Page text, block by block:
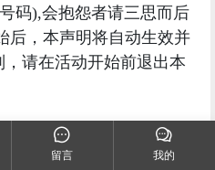
码),会抱怨者请三思而后
后，本声明将自动生效并
请在活动开始前退出本
晴天户外运动有限公司
留言 我的